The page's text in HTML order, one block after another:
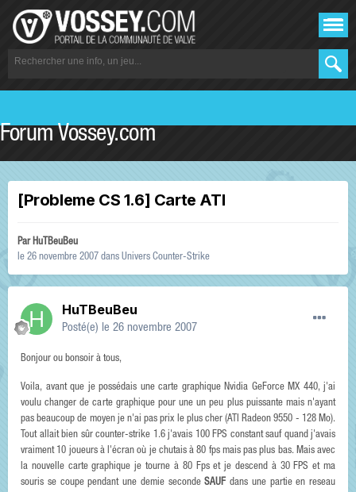
Forum Vossey.com
[Probleme CS 1.6] Carte ATI
ParHuTBeuBeu
le 26 novembre 2007 dans Univers Counter-Strike
HuTBeuBeu
Posté(e) le 26 novembre 2007
Bonjour ou bonsoir à tous,
Voila, avant que je possédais une carte graphique Nvidia GeForce MX 440, j'ai
voulu changer de carte graphique pour une un peu plus puissante mais n'ayant
pas beaucoup de moyen je n'ai pas prix le plus cher (ATI Radeon 9550 - 128 Mo).
Tout allait bien sûr counter-strike 1.6 j'avais 100 FPS constant sauf quand j'avais
vraiment 10 joueurs à l'écran où je chutais à 80 fps mais pas plus bas. Mais avec
la nouvelle carte graphique je tourne à 80 Fps et je descend à 30 FPS et ma
souris se coupe pendant une demie secondeSAUF dans une partie en reseau